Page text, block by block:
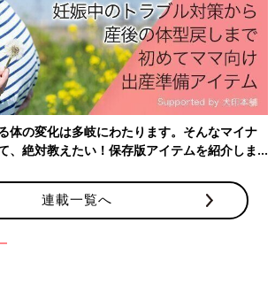
の服装は？（複数回答可）
15.3％
娠中~2歳までのお子さんをお持ちのママ
の上からでもおなかのふくらみがわかるよう
ないでしょうか。それにともない、今までの
いのか気になるという声も挙がっています。
体の変化は多岐にわたります。そんなマイナ
、絶対教えたい！保存版アイテムを紹介しま
連載一覧へ